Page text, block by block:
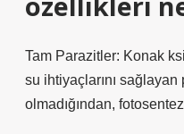
Tam Parazitler: Konak
su ihtiyaçlarını
olmadığından,